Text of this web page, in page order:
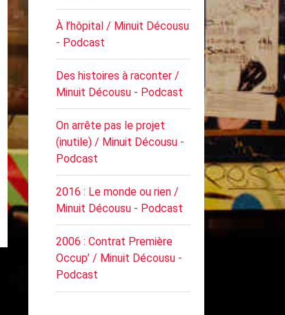
À l’hôpital / Minuit Décousu
- Podcast
Des histoires à raconter /
Minuit Décousu - Podcast
On arrête pas le projet
(inutile) / Minuit Décousu -
Podcast
2016 : Le monde ou rien /
Minuit Décousu - Podcast
2006 : Contrat Première
Occup’ / Minuit Décousu -
Podcast